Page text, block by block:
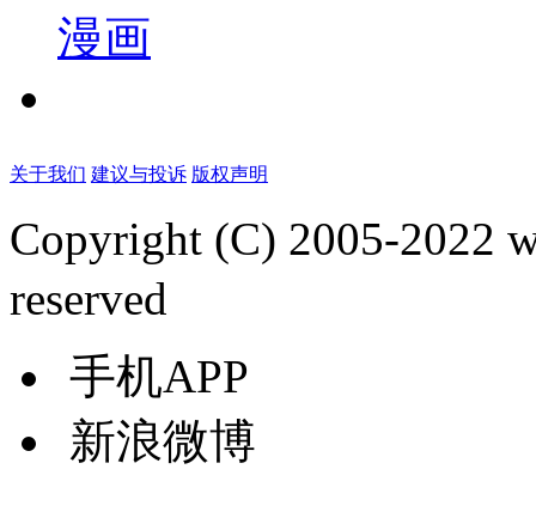
漫画
关于我们 建议与投诉 版权声明
Copyright (C) 2005-2022
reserved
手机APP
新浪微博